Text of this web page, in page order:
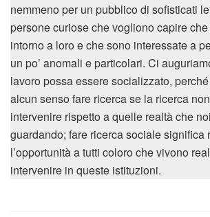
nemmeno per un pubblico di sofisticati
persone curiose che vogliono capire
intorno a loro e che sono interessate a
un po’ anomali e particolari. Ci
lavoro possa essere socializzato,
alcun senso fare ricerca se la ricerca
intervenire rispetto a quelle realtà che
guardando; fare ricerca sociale significa
l’opportunità a tutti coloro che vivono
intervenire in queste istituzioni.